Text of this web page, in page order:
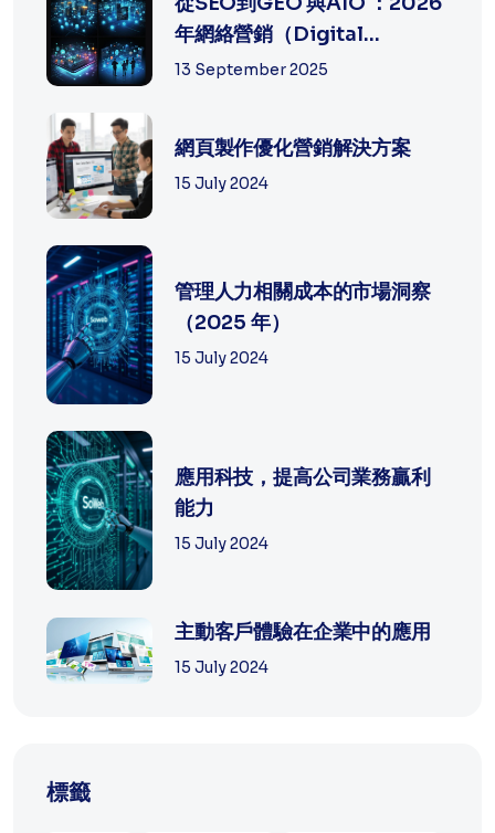
年網絡營銷（Digital
Marketing）的策...
13 September 2025
網頁製作優化營銷解決方案
15 July 2024
管理人力相關成本的市場洞察
（2025 年）
15 July 2024
應用科技，提高公司業務贏利
能力
15 July 2024
主動客戶體驗在企業中的應用
15 July 2024
標籤